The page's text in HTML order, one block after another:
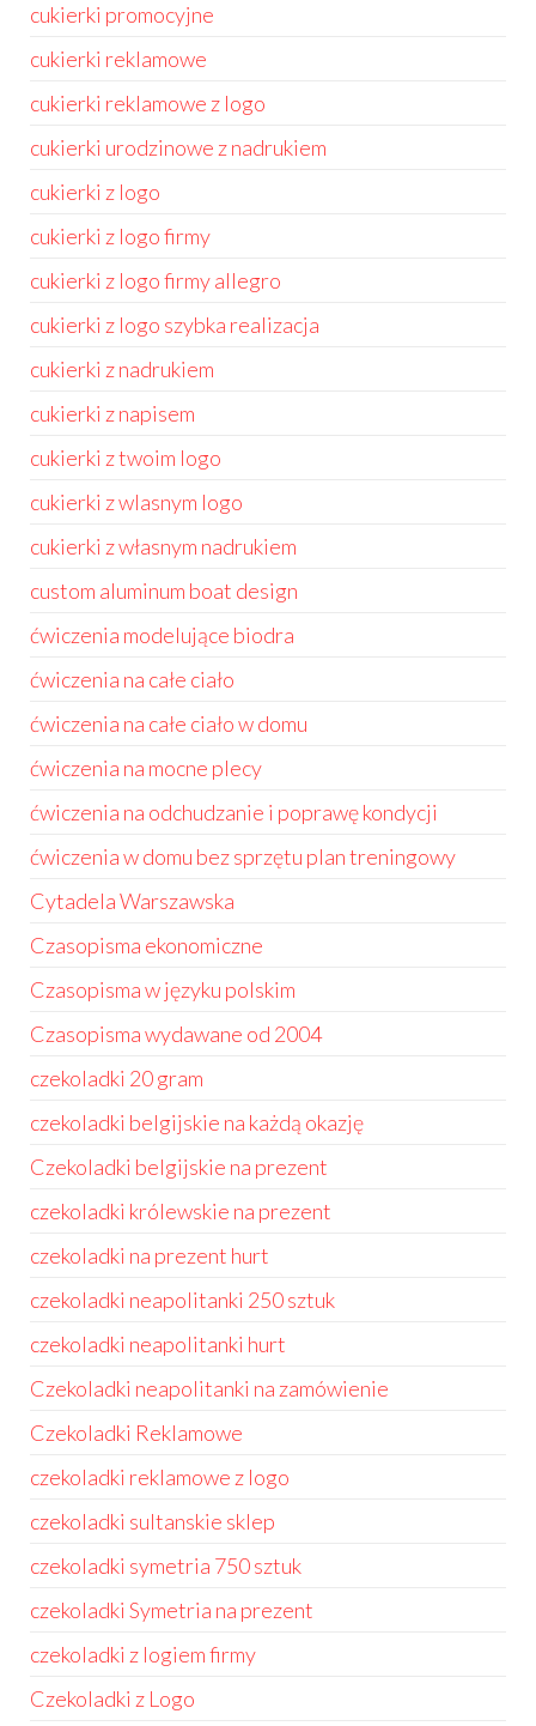
cukierki promocyjne
cukierki reklamowe
cukierki reklamowe z logo
cukierki urodzinowe z nadrukiem
cukierki z logo
cukierki z logo firmy
cukierki z logo firmy allegro
cukierki z logo szybka realizacja
cukierki z nadrukiem
cukierki z napisem
cukierki z twoim logo
cukierki z wlasnym logo
cukierki z własnym nadrukiem
custom aluminum boat design
ćwiczenia modelujące biodra
ćwiczenia na całe ciało
ćwiczenia na całe ciało w domu
ćwiczenia na mocne plecy
ćwiczenia na odchudzanie i poprawę kondycji
ćwiczenia w domu bez sprzętu plan treningowy
Cytadela Warszawska
Czasopisma ekonomiczne
Czasopisma w języku polskim
Czasopisma wydawane od 2004
czekoladki 20 gram
czekoladki belgijskie na każdą okazję
Czekoladki belgijskie na prezent
czekoladki królewskie na prezent
czekoladki na prezent hurt
czekoladki neapolitanki 250 sztuk
czekoladki neapolitanki hurt
Czekoladki neapolitanki na zamówienie
Czekoladki Reklamowe
czekoladki reklamowe z logo
czekoladki sultanskie sklep
czekoladki symetria 750 sztuk
czekoladki Symetria na prezent
czekoladki z logiem firmy
Czekoladki z Logo